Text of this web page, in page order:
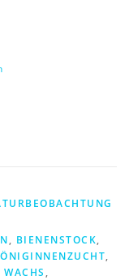
, BIENENSTOCK,
,
WACHS ,